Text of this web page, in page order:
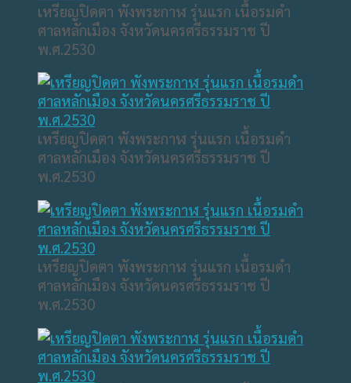
เหรียญปิดตา พังพระกาฬ รุ่นแรก เนื้อรมดำ
ศาลหลักเมือง จังหวัดนครศรีธรรมราช ปี
พ.ศ.2530
เหรียญปิดตา พังพระกาฬ รุ่นแรก เนื้อรมดำ
ศาลหลักเมือง จังหวัดนครศรีธรรมราช ปี
พ.ศ.2530
เหรียญปิดตา พังพระกาฬ รุ่นแรก เนื้อรมดำ
ศาลหลักเมือง จังหวัดนครศรีธรรมราช ปี
พ.ศ.2530